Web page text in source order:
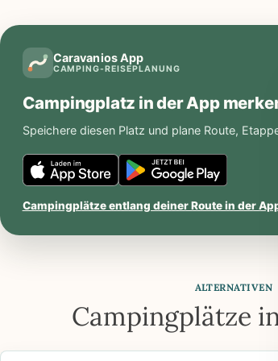
Caravanios App
CAMPING-REISEPLANUNG
Campingplatz in der App
Speichere diesen Platz und plane Route,
Caravanios
iOS
Caravanios
Google
Campingplätze entlang deiner Route in der
ALTERNATIVEN
Campingplätze